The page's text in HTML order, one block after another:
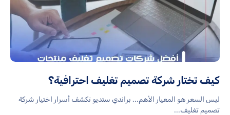
كيف تختار شركة تصميم تغليف احترافية؟
ليس السعر هو المعيار الأهم... براندي ستديو تكشف أسرار اختيار شركة
تصميم تغليف...